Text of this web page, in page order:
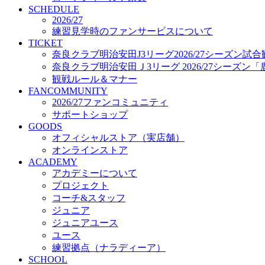
プロジェクト
コーチ&スタッフ
ジュニア
ジュニアユース
ユース
練習拠点（ナラディーア）
SCHOOL
CLUB
2026/27 パートナー企業
パートナー募集
クラブ理念
クラブ情報
サステナビリティ
Web制作支援
応援プロジェクト
SCHEDULE
2026/27
練習見学時のファンサービスについて
TICKET
奈良クラブ明治安田J3リーグ2026/27シーズン試合
奈良クラブ明治安田Ｊ3リーグ 2026/27シーズン「
観戦ルール＆マナー
FANCOMMUNITY
2026/27ファンコミュニティ
サポートショップ
GOODS
オフィシャルストア（実店舗）
オンラインストア
ACADEMY
アカデミーについて
プロジェクト
コーチ&スタッフ
ジュニア
ジュニアユース
ユース
練習拠点（ナラディーア）
SCHOOL